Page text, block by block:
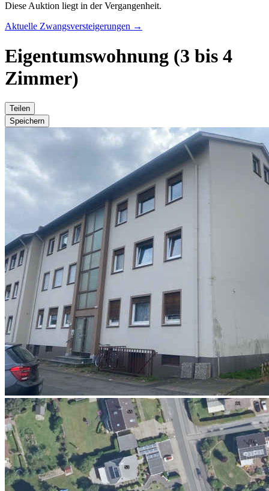
Diese Auktion liegt in der Vergangenheit.
Aktuelle Zwangsversteigerungen →
Eigentumswohnung (3 bis 4
Zimmer)
Teilen
Speichern